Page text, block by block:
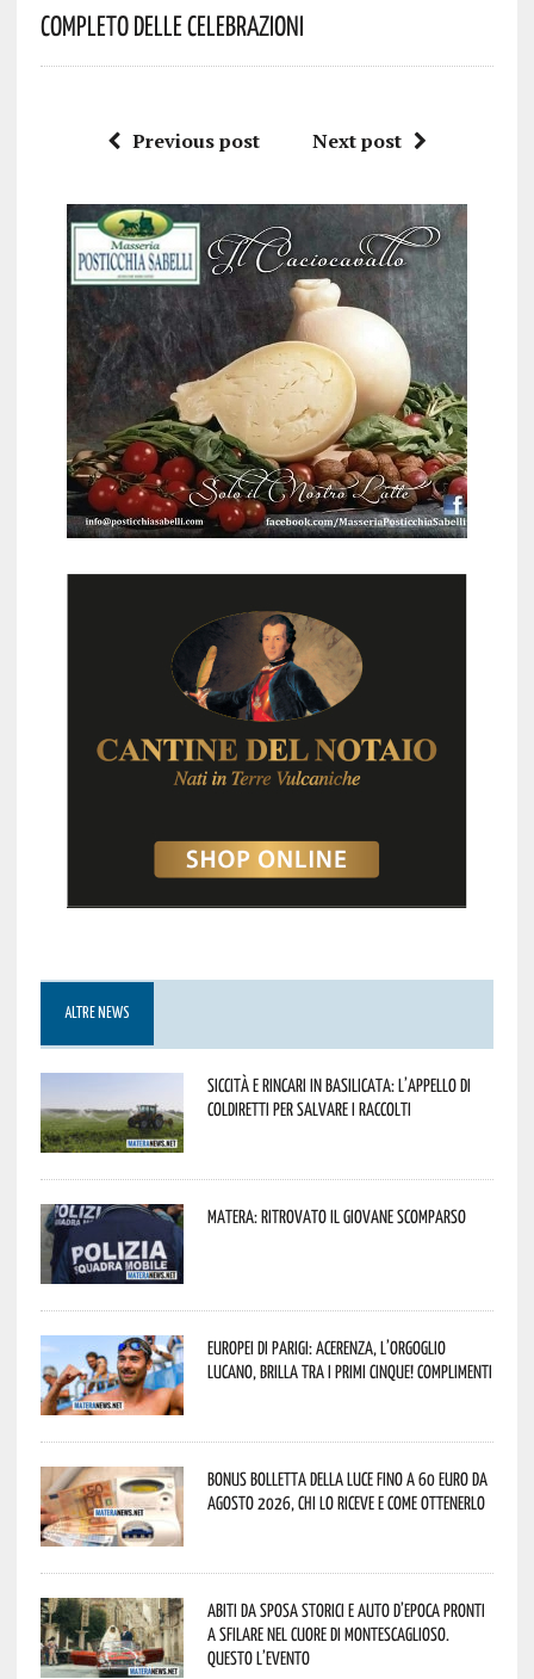
Completo Delle Celebrazioni
Previous post Next post
ALTRE NEWS
Siccità e rincari in Basilicata: l’appello di
Coldiretti per salvare i raccolti
Matera: ritrovato il giovane scomparso
Europei di Parigi: Acerenza, l’orgoglio
lucano, brilla tra i primi cinque! Complimenti
Bonus bolletta della luce fino a 60 euro da
agosto 2026, chi lo riceve e come ottenerlo
Abiti da sposa storici e auto d’epoca pronti
a sfilare nel cuore di Montescaglioso.
Questo l’evento